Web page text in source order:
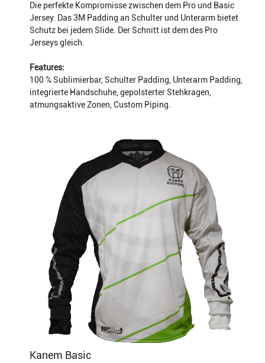
Die perfekte Kompromisse zwischen dem Pro und Basic
Jersey. Das 3M Padding an Schulter und Unterarm bietet
Schutz bei jedem Slide. Der Schnitt ist dem des Pro
Jerseys gleich.
Features:
100 % Sublimierbar, Schulter Padding, Unterarm Padding,
integrierte Handschuhe, gepolsterter Stehkragen,
atmungsaktive Zonen, Custom Piping.
Kanem Basic